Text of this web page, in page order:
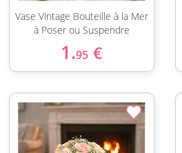
Vase Vintage Bouteille à la Mer
à Poser ou Suspendre
1.95 €